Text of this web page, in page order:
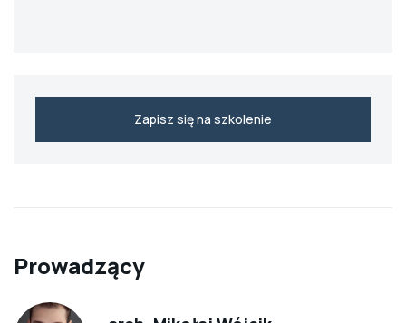
Zapisz się na szkolenie
Prowadzący